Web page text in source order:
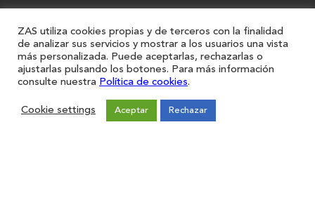
ZAS utiliza cookies propias y de terceros con la finalidad
de analizar sus servicios y mostrar a los usuarios una vista
más personalizada. Puede aceptarlas, rechazarlas o
ajustarlas pulsando los botones. Para más información
consulte nuestra Política de cookies.
Cookie settings Aceptar Rechazar